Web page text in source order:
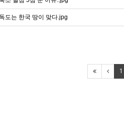
독도는 한국 땅이 맞다.jpg
1